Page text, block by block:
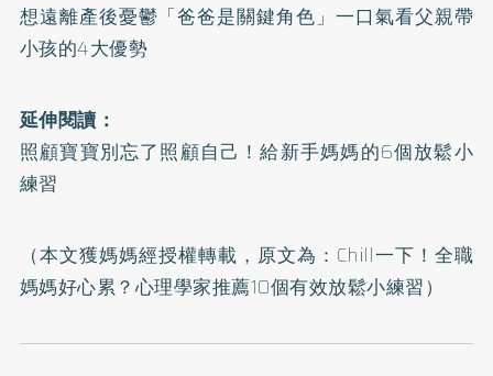
想遠離產後憂鬱「爸爸是關鍵角色」一口氣看父親帶
小孩的4大優勢
延伸閱讀：
照顧寶寶別忘了照顧自己！給新手媽媽的6個放鬆小
練習
（本文獲媽媽經授權轉載，原文為： Chill一下！全職
媽媽好心累？心理學家推薦10個有效放鬆小練習）